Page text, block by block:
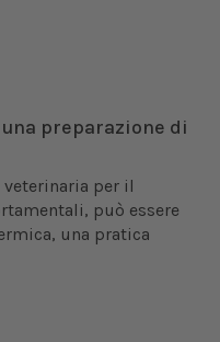
preparazione di
per il
può essere
una pratica